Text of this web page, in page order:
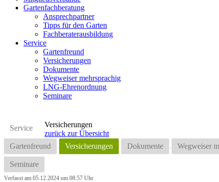
Gartenfachberatung
Ansprechpartner
Tipps für den Garten
Fachberaterausbildung
Service
Gartenfreund
Versicherungen
Dokumente
Wegweiser mehrsprachig
LNG-Ehrenordnung
Seminare
Service
Gartenfreund Versicherungen Dokumente Wegweiser
Seminare
Versicherungen
zurück zur Übersicht
Verfasst am 05.12.2024 um 08:57 Uhr